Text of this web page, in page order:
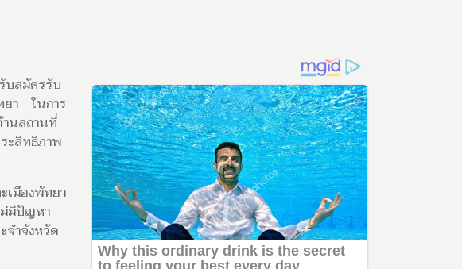
บสมัครรับ
ยา ในการ
นสถานที่
ะสิทธิภาพ
เมืองพัทยา
ม่มีปัญหา
จำจังหวัด